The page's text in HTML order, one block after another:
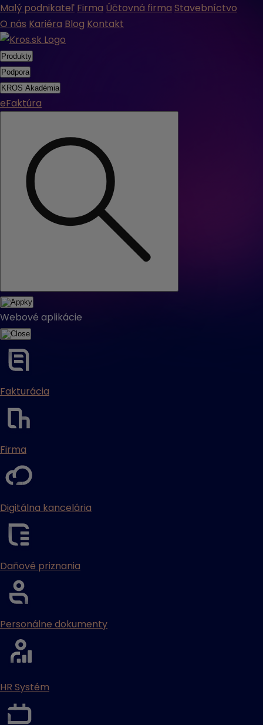
Malý podnikateľ Firma Účtovná firma Stavebníctvo
O nás Kariéra Blog Kontakt
Produkty
Podpora
KROS Akadémia
eFaktúra
Webové aplikácie
Fakturácia
Firma
Digitálna kancelária
Daňové priznania
Personálne dokumenty
HR Systém